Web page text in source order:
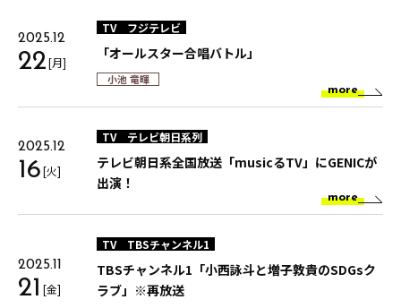
2025.12
22[月]
TV フジテレビ
「オールスター合唱バトル」
小池 竜暉
more
2025.12
16[火]
TV テレビ朝日系列
テレビ朝日系全国放送「musicるTV」にGENICが
出演！
more
2025.11
21 [金]
TV TBSチャンネル1
TBSチャンネル1「小西詠斗と増子敦貴のSDGsク
ラブ」※再放送